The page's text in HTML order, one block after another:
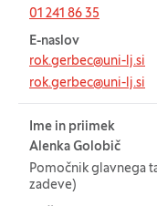
01 241 86 35
E-naslov
rok.gerbec@uni-lj.si
rok.gerbec@uni-lj.si
Ime in priimek
Alenka Golobič
Pomočnik glavnega
zadeve)